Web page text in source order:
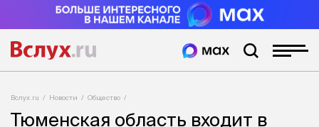
Вслух.ru Новости Общество
Тюменская область входит в